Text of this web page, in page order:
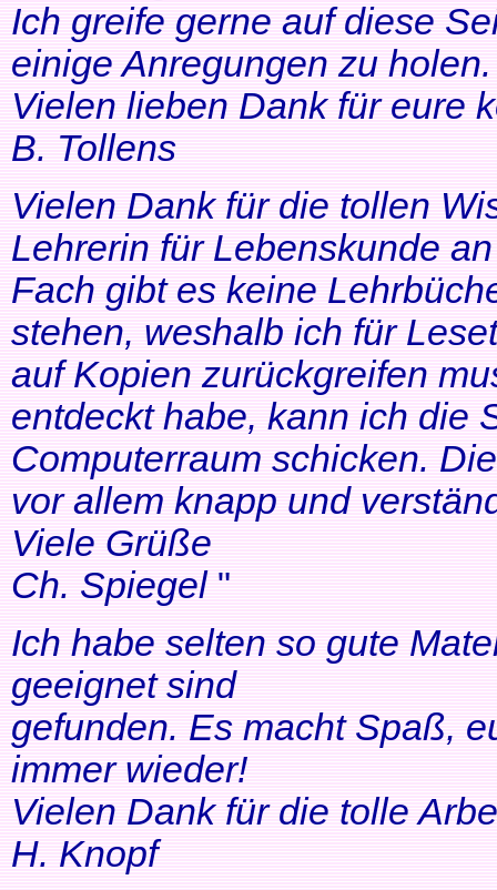
Ich greife gerne auf diese
einige Anregungen zu
Vielen lieben Dank für eure
B. Tollens
Vielen Dank für die tollen
Lehrerin für Lebenskunde
Fach gibt es keine
stehen, weshalb ich für
auf Kopien zurückgreifen
entdeckt habe, kann ich die
Computerraum schicken.
vor allem knapp und
Viele Grüße
Ch. Spiegel"
Ich habe selten so gute
geeignet sind
gefunden. Es macht Spaß,
immer wieder!
Vielen Dank für die tolle
H. Knopf